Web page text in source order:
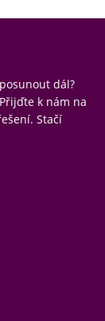
dál?
k nám na
Stačí